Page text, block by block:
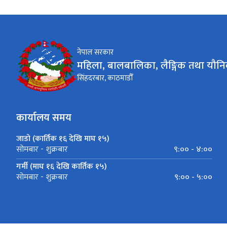
नेपाल सरकार
महिला, बालबालिका, लैङ्गिक तथा
सिंहदरबार, काठमाडौँ
कार्यालय समय
जाडो (कार्तिक १६ देखि माघ १५)
सोमबार - शुक्रबार
९:०० - ४:००
गर्मी (माघ १६ देखि कार्तिक १५)
सोमबार - शुक्रबार ९:०० - ५:००